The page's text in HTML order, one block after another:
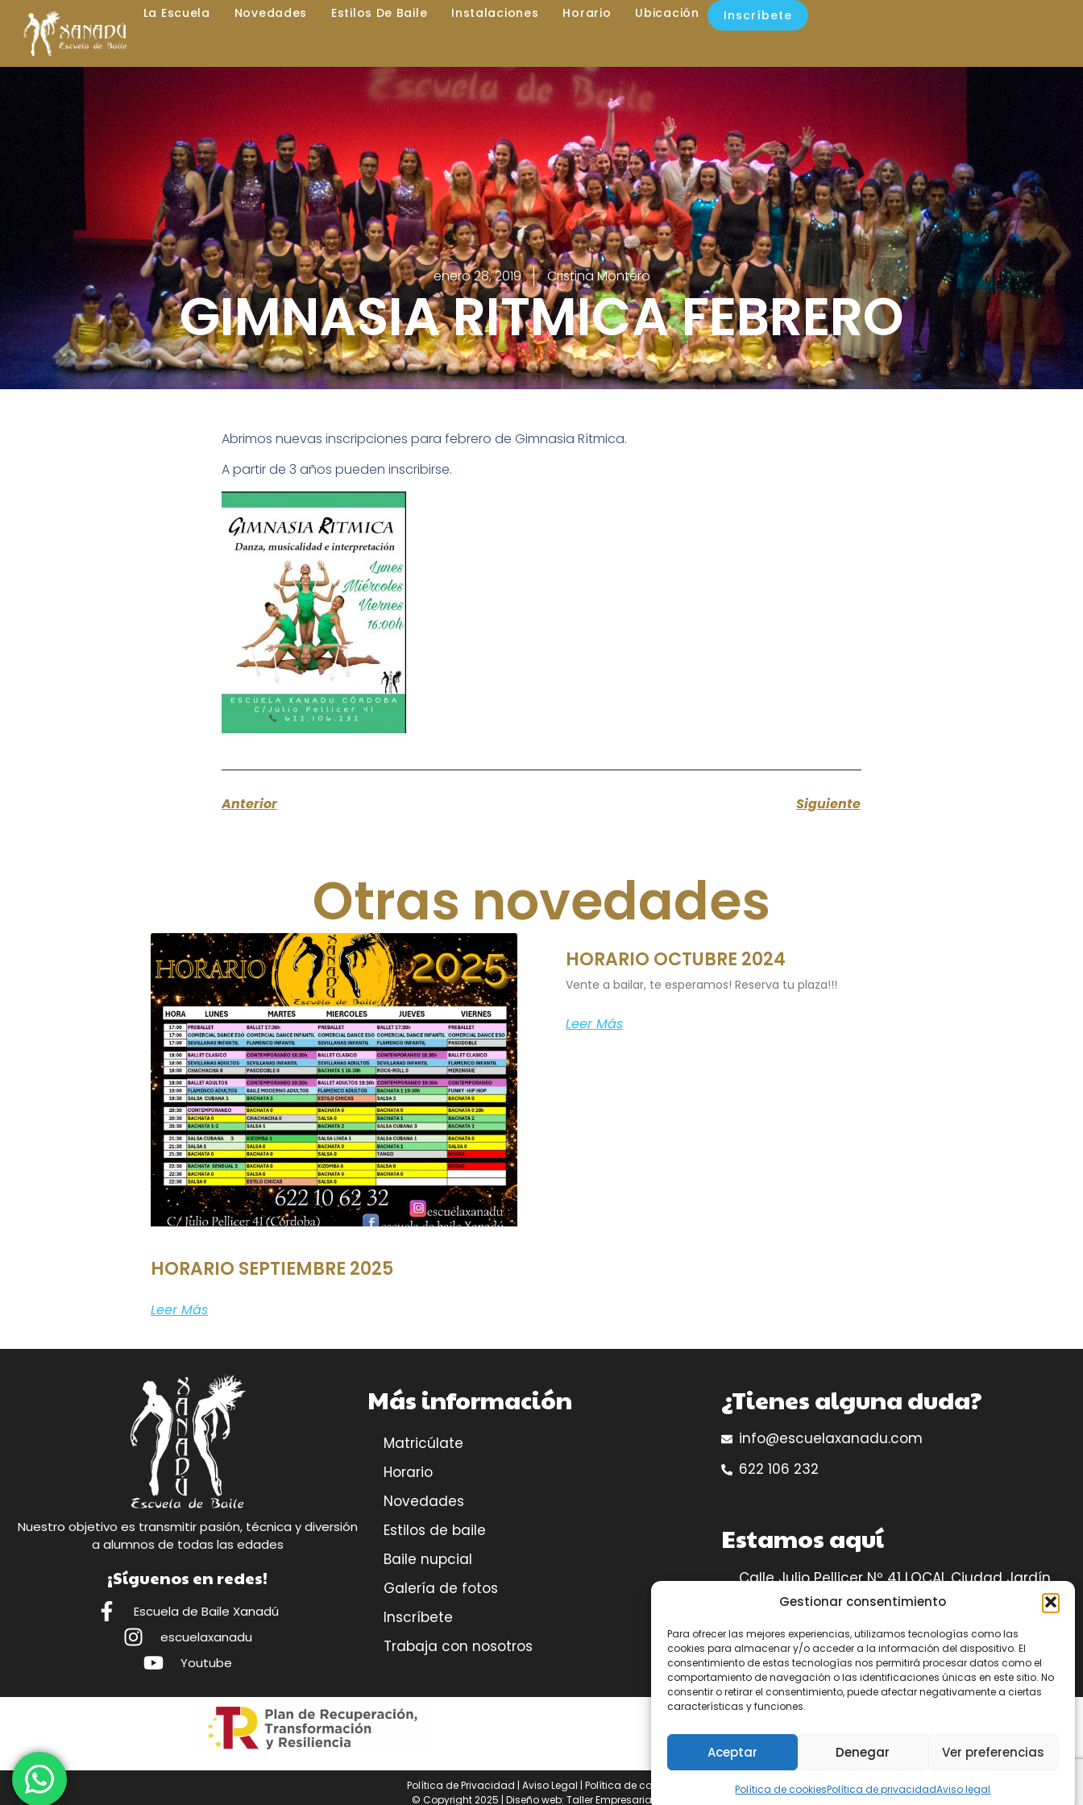
Gestionar consentimiento
Para ofrecer las mejores experiencias, utilizamos tecnologías como las
cookies para almacenar y/o acceder a la información del dispositivo. El
consentimiento de estas tecnologías nos permitirá procesar datos como el
comportamiento de navegación o las identificaciones únicas en este sitio. No
consentir o retirar el consentimiento, puede afectar negativamente a ciertas
características y funciones.
Aceptar Denegar Ver preferencias
Política de cookiesPolítica de privacidadAviso legal
La Escuela Novedades Estilos De Baile Instalaciones Horario Ubicación Inscríbete
GIMNASIA RITMICA FEBRERO
enero 28, 2019 Cristina Montero
Abrimos nuevas inscripciones para febrero de Gimnasia Rítmica.
A partir de 3 años pueden inscribirse.
Anterior Siguiente
Otras novedades
HORARIO SEPTIEMBRE 2025
Leer Más
HORARIO OCTUBRE 2024
Vente a bailar, te esperamos! Reserva tu plaza!!!
Leer Más
Nuestro objetivo es transmitir pasión, técnica y diversión
a alumnos de todas las edades
¡Síguenos en redes!
Escuela de Baile Xanadú
escuelaxanadu
Youtube
Más información
Matricúlate
Horario
Novedades
Estilos de baile
Baile nupcial
Galería de fotos
Inscríbete
Trabaja con nosotros
¿Tienes alguna duda?
info@escuelaxanadu.com
622 106 232
Estamos aquí
Calle Julio Pellicer Nº 41 LOCAL Ciudad Jardín,
14005 – Córdoba
Política de Privacidad | Aviso Legal | Política de cookies
© Copyright 2025 | Diseño web: Taller Empresarial 2.0